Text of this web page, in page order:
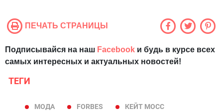
ПЕЧАТЬ СТРАНИЦЫ
Подписывайся на наш Facebook и будь в курсе всех
самых интересных и актуальных новостей!
ТЕГИ
МОДА FORBES
КЕЙТ МОСС